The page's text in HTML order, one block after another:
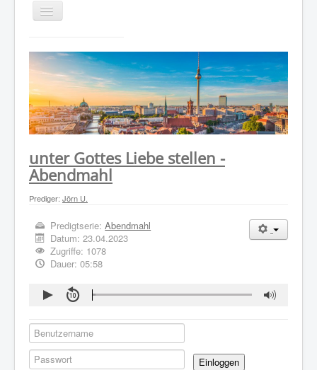
WER WIR SIND
GOTTESDIENST
PREDIGTEN
KONTAKT
unter Gottes Liebe stellen -
Abendmahl
Prediger: Jörn U.
Predigtserie:Abendmahl
Datum:23.04.2023
Zugriffe: 1078
Dauer: 05:58
Einloggen